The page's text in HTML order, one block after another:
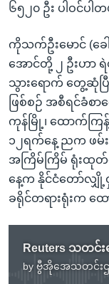
၆၅၂၀ ဦး ပါဝင်ပါ
ကိုသက်ဦးမောင် (ခေ
အောင်တို့ ၂ ဦးဟာ
သွားရောက် တွေ့ဆုံပ
ဖြစ်စဉ် အစီရင်ခံ
ကုန်မြို့၊ ထောက်ကြန့်
၁၂ရက်နေ့ ညက ဖမ်
အကြိမ်ကြိမ် ရုံးထုတ်
နေ့က နိုင်ငံတော်လျှို့
ခရိုင်တရားရုံးက ထေ
by ဗွီအိုအေသတင်းဌ
No